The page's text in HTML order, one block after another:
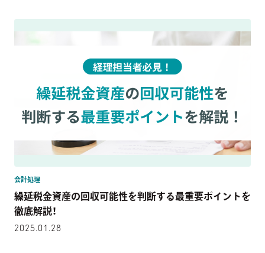
会計処理
繰延税金資産の回収可能性を判断する最重要ポイントを
徹底解説！
2025.01.28